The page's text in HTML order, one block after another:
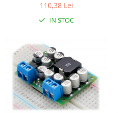
110,38 Lei
IN STOC